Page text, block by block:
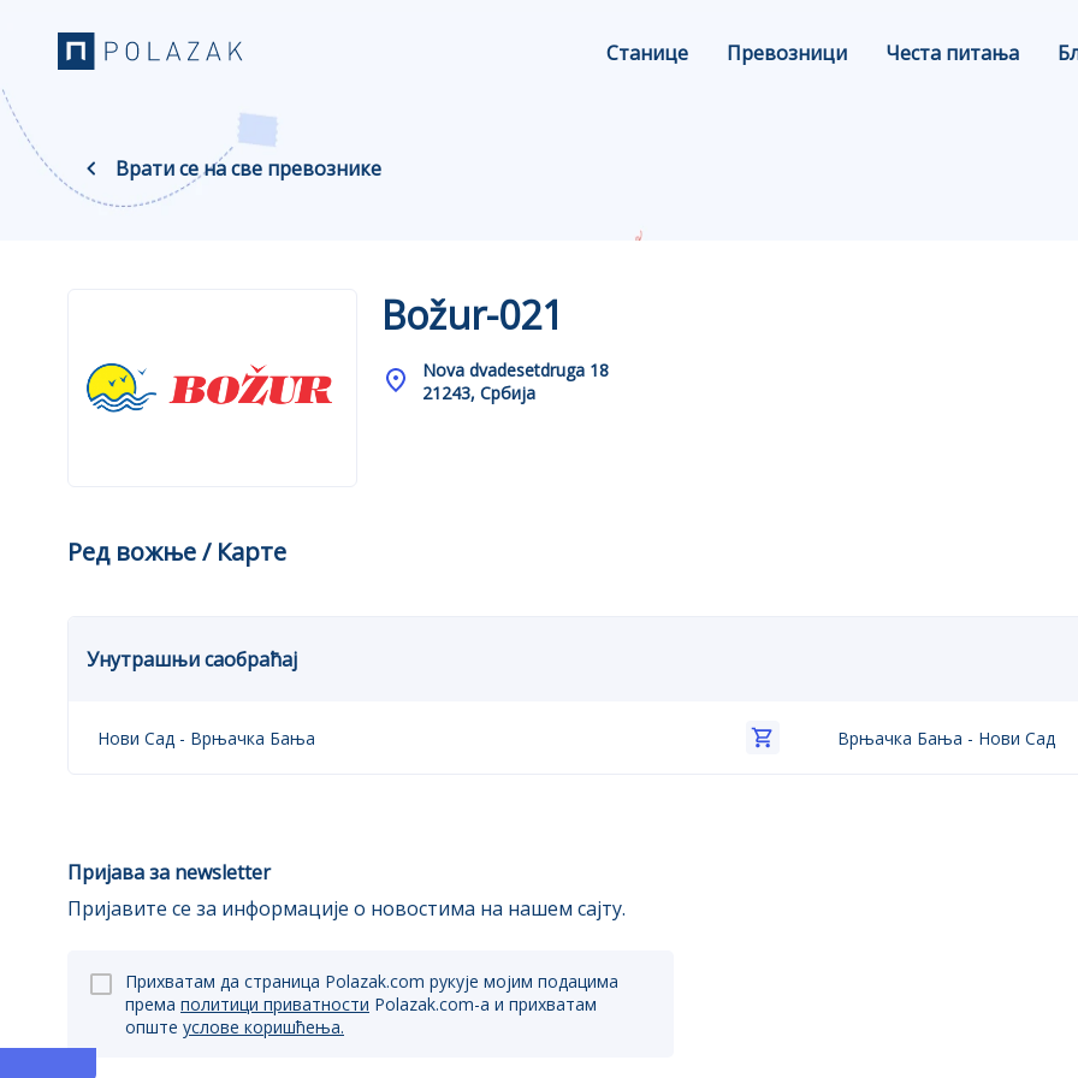
Станице Превозници Честа питања
Врати се на све превознике
Božur-021
Nova dvadesetdruga 18
21243, Србија
Ред вожње / Карте
Унутрашњи саобраћај
Нови Сад - Врњачка Бања Врњачка Бања - Нови Сад
Пријава за newsletter
Пријавите се за информације о новостима на нашем сајту.
Прихватам да страница Polazak.com рукује мојим подацима
према политици приватности Polazak.com-a и прихватам
опште услове коришћења.